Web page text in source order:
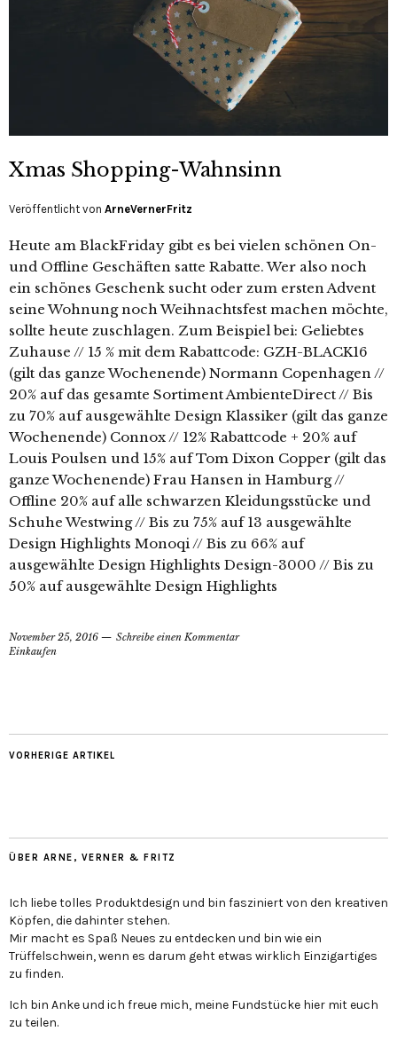
Xmas Shopping-Wahnsinn
Veröffentlicht von ArneVernerFritz
Heute am BlackFriday gibt es bei vielen schönen On-
und Offline Geschäften satte Rabatte. Wer also noch
ein schönes Geschenk sucht oder zum ersten Advent
seine Wohnung noch Weihnachtsfest machen möchte,
sollte heute zuschlagen. Zum Beispiel bei: Geliebtes
Zuhause // 15 % mit dem Rabattcode: GZH-BLACK16
(gilt das ganze Wochenende) Normann Copenhagen //
20% auf das gesamte Sortiment AmbienteDirect // Bis
zu 70% auf ausgewählte Design Klassiker (gilt das ganze
Wochenende) Connox // 12% Rabattcode + 20% auf
Louis Poulsen und 15% auf Tom Dixon Copper (gilt das
ganze Wochenende) Frau Hansen in Hamburg //
Offline 20% auf alle schwarzen Kleidungsstücke und
Schuhe Westwing // Bis zu 75% auf 13 ausgewählte
Design Highlights Monoqi // Bis zu 66% auf
ausgewählte Design Highlights Design-3000 // Bis zu
50% auf ausgewählte Design Highlights
November 25, 2016
Schreibe einen Kommentar
Einkaufen
VORHERIGE ARTIKEL
ÜBER ARNE, VERNER & FRITZ
Ich liebe tolles Produktdesign und bin fasziniert von den kreativen
Köpfen, die dahinter stehen.
Mir macht es Spaß Neues zu entdecken und bin wie ein
Trüffelschwein, wenn es darum geht etwas wirklich Einzigartiges
zu finden.
Ich bin Anke und ich freue mich, meine Fundstücke hier mit euch
zu teilen.